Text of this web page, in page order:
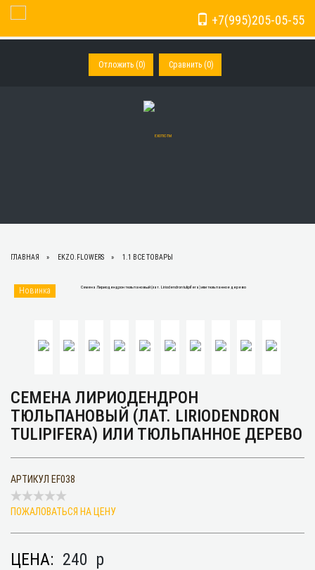
Отложить (0) Сравнить (0)
+7(995)205-05-55
Toggle Navigation
ГЛАВНАЯ EKZO.FLOWERS 1.1 ВСЕ ТОВАРЫ
Новинка
СЕМЕНА ЛИРИОДЕНДРОН
ТЮЛЬПАНОВЫЙ (ЛАТ. LIRIODENDRON
TULIPIFERA) ИЛИ ТЮЛЬПАННОЕ ДЕРЕВО
АРТИКУЛ EF038
ПОЖАЛОВАТЬСЯ НА ЦЕНУ
ЦЕНА: 240 p